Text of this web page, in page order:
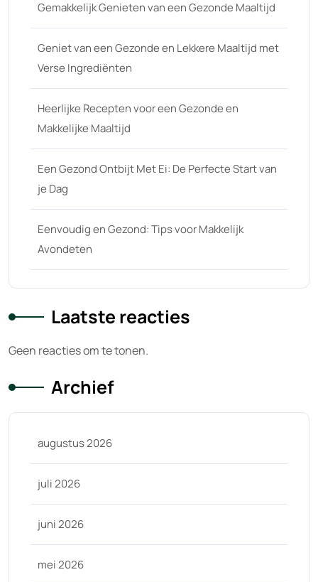
Gemakkelijk Genieten van een Gezonde Maaltijd
Geniet van een Gezonde en Lekkere Maaltijd met
Verse Ingrediënten
Heerlijke Recepten voor een Gezonde en
Makkelijke Maaltijd
Een Gezond Ontbijt Met Ei: De Perfecte Start van
je Dag
Eenvoudig en Gezond: Tips voor Makkelijk
Avondeten
Laatste reacties
Geen reacties om te tonen.
Archief
augustus 2026
juli 2026
juni 2026
mei 2026